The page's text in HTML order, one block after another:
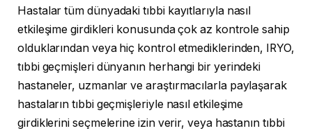
Hastalar tüm dünyadaki tıbbi kayıtlarıyla nasıl
etkileşime girdikleri konusunda çok az kontrole sahip
olduklarından veya hiç kontrol etmediklerinden, IRYO,
tıbbi geçmişleri dünyanın herhangi bir yerindeki
hastaneler, uzmanlar ve araştırmacılarla paylaşarak
hastaların tıbbi geçmişleriyle nasıl etkileşime
girdiklerini seçmelerine izin verir, veya hastanın tıbbi